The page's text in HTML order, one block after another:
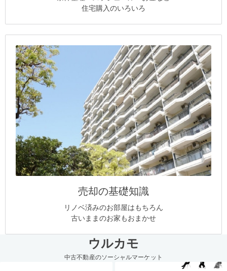
住宅購入のいろいろ
売却の基礎知識
リノベ済みのお部屋はもちろん
古いままのお家もおまかせ
ウルカモ
中古不動産のソーシャルマーケット